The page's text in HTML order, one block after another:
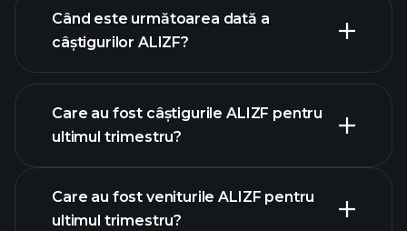
Când este următoarea dată a
câștigurilor ALIZF?
Care au fost câștigurile ALIZF pentru
ultimul trimestru?
Care au fost veniturile ALIZF pentru
ultimul trimestru?